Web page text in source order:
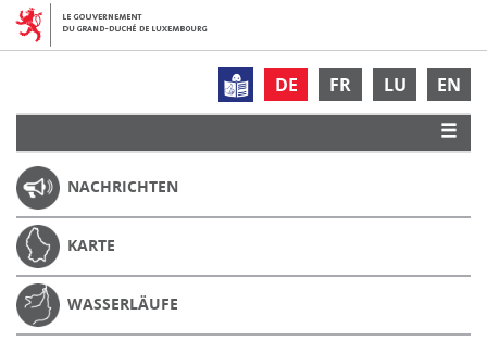
DE FR LU EN
NACHRICHTEN
KARTE
WASSERLÄUFE